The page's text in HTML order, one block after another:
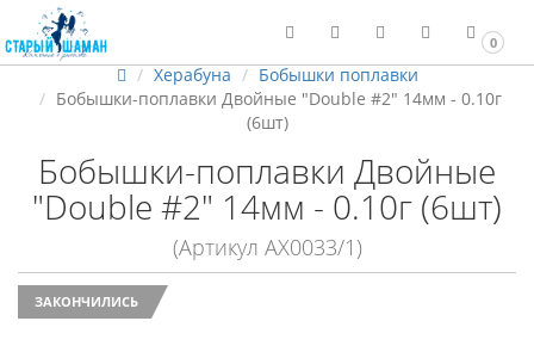
0
Херабуна
Бобышки поплавки
Бобышки-поплавки Двойные "Double #2" 14мм - 0.10г
(6шт)
Бобышки-поплавки Двойные
"Double #2" 14мм - 0.10г (6шт)
(Артикул АХ0033/1)
ЗАКОНЧИЛИСЬ